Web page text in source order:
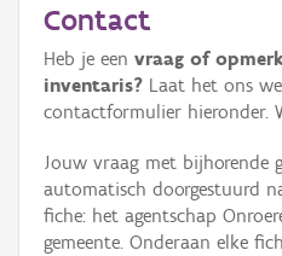
Erfgoedobject
Aanduidingsobject
Waarneming
Thema
Contact
Heb je een vraag of
inventaris? Laat het ons
contactformulier hieronder.
Jouw vraag met bijhorende
automatisch doorgestuurd
fiche: het agentschap
gemeente. Onderaan elke